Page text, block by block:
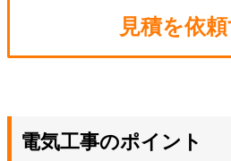
見積を依
電気工事のポイント